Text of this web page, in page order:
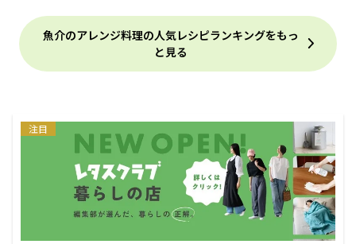
魚介のアレンジ料理の人気レシピランキングをもっ
と見る
注目